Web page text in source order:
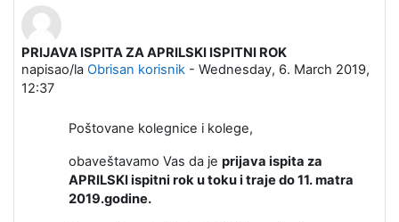
PRIJAVA ISPITA ZA APRILSKI ISPITNI ROK
napisao/la Obrisan korisnik - Wednesday, 6. March 2019,
12:37
Broj odgovora: 0
Poštovane kolegnice i kolege,
obaveštavamo Vas da je prijava ispita za
APRILSKI ispitni rok u toku i traje do 11. matra
2019.godine.